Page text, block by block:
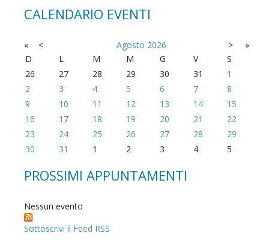
CALENDARIO EVENTI
« < Agosto 2026 >
»
D
L M M G V
S
26
27 28 29 30 31
1
2
3 4 5 6 7
8
9
10 11 12 13 14
15
16
17 18 19 20 21
22
23
24 25 26 27 28
29
30
31 1 2 3 4 5
PROSSIMI APPUNTAMENTI
Nessun evento
Sottoscrivi il Feed RSS